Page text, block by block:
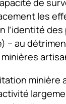
de
les
l’identité
– au
minière